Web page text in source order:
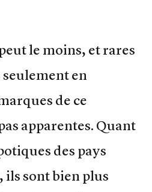
le moins, et rares
seulement en
de ce
apparentes. Quant
des pays
ils sont bien plus